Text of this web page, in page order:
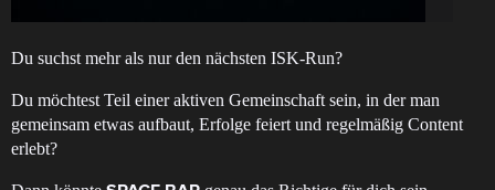
Du suchst mehr als nur den nächsten ISK-Run?
Du möchtest Teil einer aktiven Gemeinschaft sein, in der man
gemeinsam etwas aufbaut, Erfolge feiert und regelmäßig Content
erlebt?